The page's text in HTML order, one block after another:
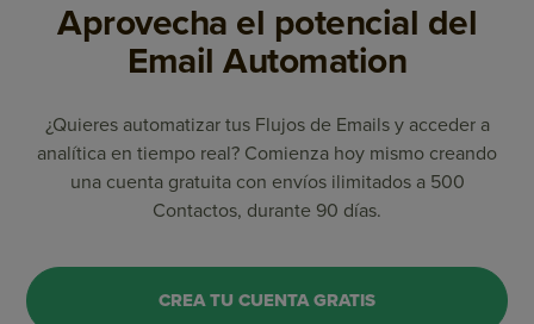
Aprovecha el potencial del
Email Automation
¿Quieres automatizar tus Flujos de Emails y acceder a
analítica en tiempo real? Comienza hoy mismo creando
una cuenta gratuita con envíos ilimitados a 500
Contactos, durante 90 días.
CREA TU CUENTA GRATIS